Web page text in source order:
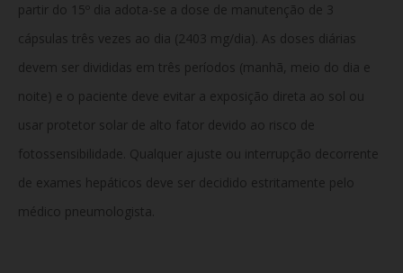
partir do 15º dia adota-se a dose de manutenção de 3
cápsulas três vezes ao dia (2403 mg/dia). As doses diárias
devem ser divididas em três períodos (manhã, meio do dia e
noite) e o paciente deve evitar a exposição direta ao sol ou
usar protetor solar de alto fator devido ao risco de
fotossensibilidade. Qualquer ajuste ou interrupção decorrente
de exames hepáticos deve ser decidido estritamente pelo
médico pneumologista.